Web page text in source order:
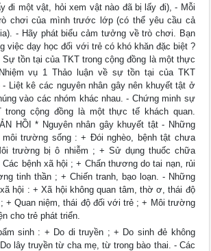
đi một vật, hỏi xem vật nào đã bị lấy đi), - Mỗi
chơi của mình trước lớp (có thể yêu cầu cả
- Hãy phát biểu cảm tưởng về trò chơi. Bạn
việc dạy học đối với trẻ có khó khăn đặc biệt ?
Sự tồn tại của TKT trong cộng đồng là một thực
vụ 1 Thảo luận về sự tồn tại của TKT
- Liệt kê các nguyên nhân gây nên khuyết tật ở
vào các nhóm khác nhau. - Chứng minh sự
trong cộng đồng là một thực tế khách quan.
HỒI * Nguyên nhân gây khuyết tật - Những
môi trường sống : + Đói nghèo, bệnh tật chưa
trường bị ô nhiễm ; + Sử dụng thuốc chữa
Các bệnh xã hội ; + Chấn thương do tai nạn, rủi
tinh thần ; + Chiến tranh, bạo loạn. - Những
hội : + Xã hội không quan tâm, thờ ơ, thái độ
+ Quan niệm, thái độ đối với trẻ ; + Môi trường
cho trẻ phát triển.
sinh : + Do di truyền ; + Do sinh đẻ không
lây truyền từ cha mẹ, từ trong bào thai. - Các